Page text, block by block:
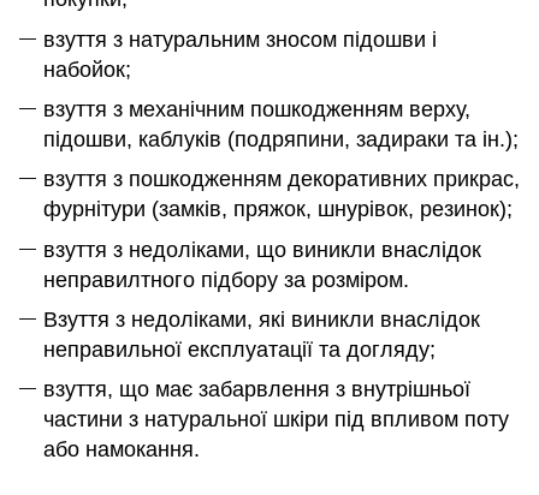
взуття з натуральним зносом підошви і
набойок;
взуття з механічним пошкодженням верху,
підошви, каблуків (подряпини, задираки та ін.);
взуття з пошкодженням декоративних прикрас,
фурнітури (замків, пряжок, шнурівок, резинок);
взуття з недоліками, що виникли внаслідок
неправилтного підбору за розміром.
Взуття з недоліками, які виникли внаслідок
неправильної експлуатації та догляду;
взуття, що має забарвлення з внутрішньої
частини з натуральної шкіри під впливом поту
або намокання.